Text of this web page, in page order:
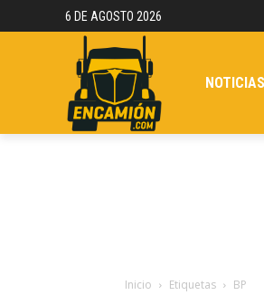
6 DE AGOSTO 2026
NOTICIAS
Inicio Etiquetas BP